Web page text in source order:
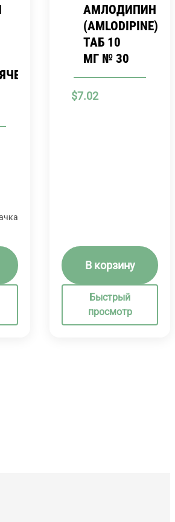
АМЛОДИПИН
(AMLODIPINE)
ТАБ 10
МГ № 30
$7.02
В корзину
Быстрый
просмотр